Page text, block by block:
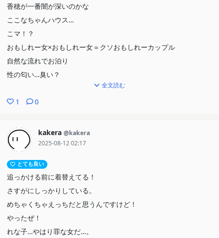
香穂が一番闇が深いのかな
ここなちゃんハウス…
こマ！？
おもしれー女×おもしれー女＝クソおもしれーカップル
自然な流れでお泊り
性の匂い…臭い？
このキスは流石にれな子が悪い全文読む
1 0
kakera @kakera
2025-08-12 02:17
とても良い
追っかける前に着替えてる！
さすがにしっかりしている。
めちゃくちゃえっちだと思うんですけど！
やったぜ！
れな子…やはり罪な女だ…。